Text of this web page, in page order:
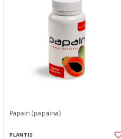
Papain (papaina)
PLANTIS